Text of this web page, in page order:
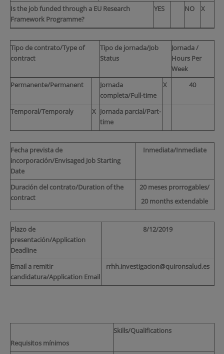
Is the job funded through a EU Research
Framework Programme?
YES NO X
Tipo de contrato/Type of
contract
Tipo de jornada/Job
Status
Jornada /
Hours Per
Week
Permanente/Permanent
Jornada
completa/Full-time
X 40
Temporal/Temporaly X Jornada parcial/Part-
time
Fecha prevista de
incorporación/Envisaged Job Starting
Date
Inmediata/Inmediate
Duración del contrato/Duration of the
contract
20 meses prorrogables/
20 months extendable
Plazo de
presentación/Application
Deadline
8/12/2019
Email a remitir
candidatura/Application Email
rrhh.investigacion@quironsalud.es
Requisitos mínimos
Skills/Qualifications